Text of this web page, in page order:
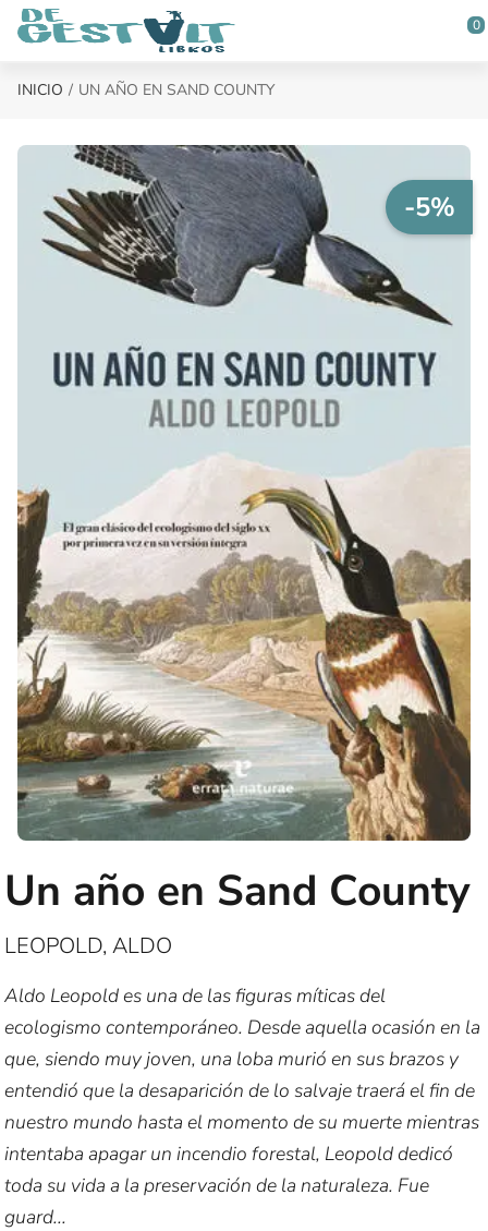
Saltar al contenido principal
0
INICIO UN AÑO EN SAND COUNTY
-5%
Un año en Sand County
LEOPOLD, ALDO
Aldo Leopold es una de las figuras míticas del
ecologismo contemporáneo. Desde aquella ocasión en la
que, siendo muy joven, una loba murió en sus brazos y
entendió que la desaparición de lo salvaje traerá el fin de
nuestro mundo hasta el momento de su muerte mientras
intentaba apagar un incendio forestal, Leopold dedicó
toda su vida a la preservación de la naturaleza. Fue
guard...